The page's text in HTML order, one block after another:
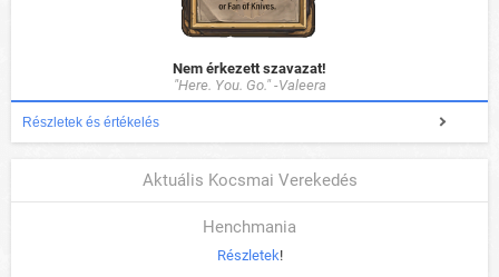
Nem érkezett szavazat!
"Here. You. Go." -Valeera
Részletek és értékelés
Aktuális Kocsmai Verekedés
Henchmania
Részletek!